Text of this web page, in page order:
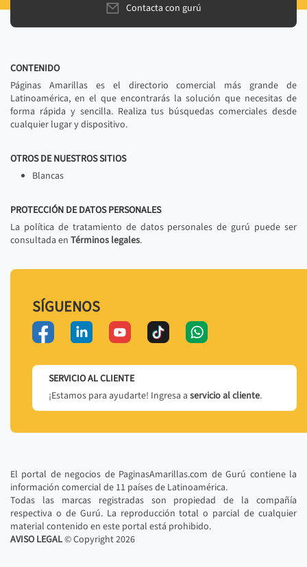
Contacta con gurú
CONTENIDO
Páginas Amarillas es el directorio comercial más grande de
Latinoamérica, en el que encontrarás la solución que necesitas de
forma rápida y sencilla. Realiza tus búsquedas comerciales desde
cualquier lugar y dispositivo.
OTROS DE NUESTROS SITIOS
Blancas
PROTECCIÓN DE DATOS PERSONALES
La política de tratamiento de datos personales de gurú puede ser
consultada en Términos legales.
SÍGUENOS
SERVICIO AL CLIENTE
¡Estamos para ayudarte! Ingresa a servicio al cliente.
El portal de negocios de PaginasAmarillas.com de Gurú contiene la
información comercial de 11 países de Latinoamérica.
Todas las marcas registradas son propiedad de la compañía
respectiva o de Gurú. La reproducción total o parcial de cualquier
material contenido en este portal está prohibido.
AVISO LEGAL© Copyright2026